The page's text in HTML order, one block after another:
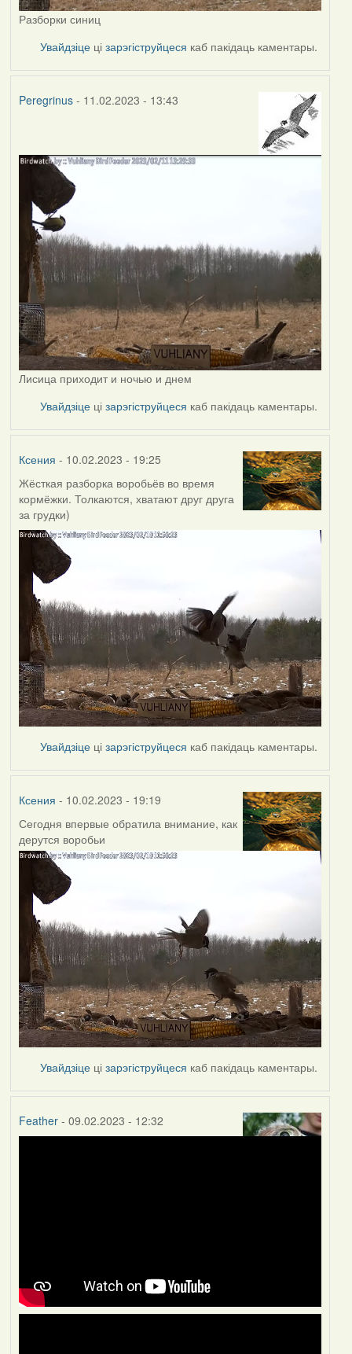
Разборки синиц
Увайдзіце цізарэгіструйцеся каб пакідаць каментары.
Peregrinus- 11.02.2023 - 13:43
Лисица приходит и ночью и днем
Увайдзіце цізарэгіструйцеся каб пакідаць каментары.
Ксения - 10.02.2023 - 19:25
Жёсткая разборка воробьёв во время
кормёжки. Толкаются, хватают друг друга
за грудки)
Увайдзіце цізарэгіструйцеся каб пакідаць каментары.
Ксения - 10.02.2023 - 19:19
Сегодня впервые обратила внимание, как
дерутся воробьи
Увайдзіце цізарэгіструйцеся каб пакідаць каментары.
Feather- 09.02.2023 - 12:32